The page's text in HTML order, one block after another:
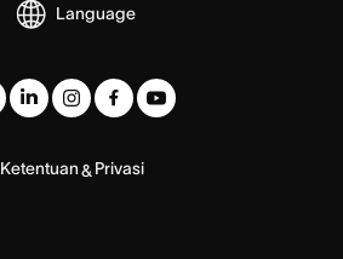
Language
Ketentuan& Privasi